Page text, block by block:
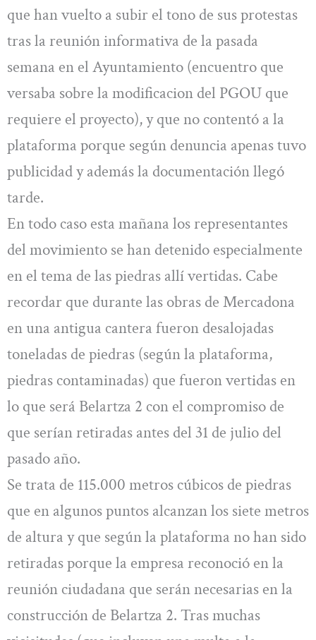
que han vuelto a subir el tono de sus protestas
tras la reunión informativa de la pasada
semana en el Ayuntamiento (encuentro que
versaba sobre la modificacion del PGOU que
requiere el proyecto), y que no contentó a la
plataforma porque según denuncia apenas tuvo
publicidad y además la documentación llegó
tarde.
En todo caso esta mañana los representantes
del movimiento se han detenido especialmente
en el tema de las piedras allí vertidas. Cabe
recordar que durante las obras de Mercadona
en una antigua cantera fueron desalojadas
toneladas de piedras (según la plataforma,
piedras contaminadas) que fueron vertidas en
lo que será Belartza 2 con el compromiso de
que serían retiradas antes del 31 de julio del
pasado año.
Se trata de 115.000 metros cúbicos de piedras
que en algunos puntos alcanzan los siete metros
de altura y que según la plataforma no han sido
retiradas porque la empresa reconoció en la
reunión ciudadana que serán necesarias en la
construcción de Belartza 2. Tras muchas